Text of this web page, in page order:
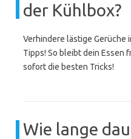
der Kühlbox?
Verhindere lästige Gerüche
Tipps! So bleibt dein Essen
sofort die besten Tricks!
Wie lange